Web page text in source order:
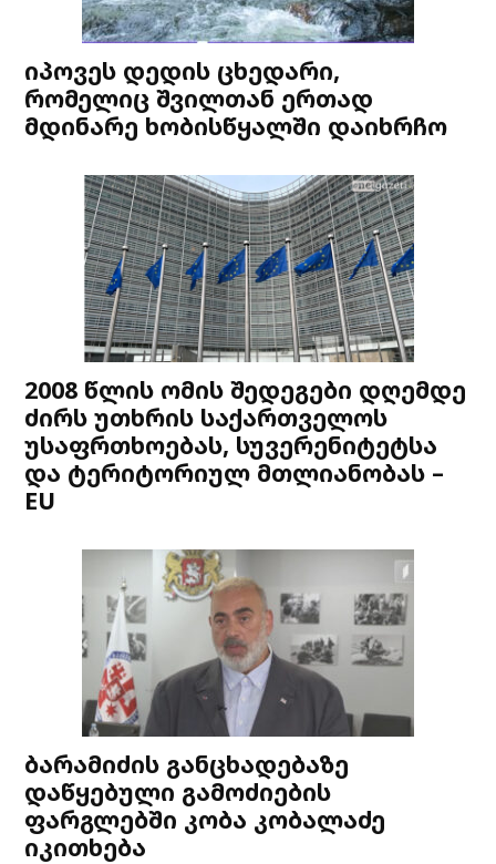
იპოვეს დედის ცხედარი,
რომელიც შვილთან ერთად
მდინარე ხობისწყალში დაიხრჩო
2008 წლის ომის შედეგები დღემდე
ძირს უთხრის საქართველოს
უსაფრთხოებას, სუვერენიტეტსა
და ტერიტორიულ მთლიანობას –
EU
ბარამიძის განცხადებაზე
დაწყებული გამოძიების
ფარგლებში კობა კობალაძე
იკითხება